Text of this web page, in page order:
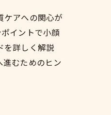
ケアへの関心が
イントで小顔
を詳しく解説
むためのヒン